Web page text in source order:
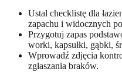
Ustal checklistę dla
zapachu i widocznych
Przygotuj zapas
worki, kapsułki, gąbki,
Wprowadź zdjęcia
zgłaszania braków.